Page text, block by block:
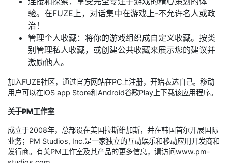
验。在FUZE上，对话集中在游戏上-不允许名人或政
治！
管理个人收藏：将你的游戏组织成自定义收藏。按类
别管理私人收藏，或创建公共收藏来展示您的建议并
激励他人。
加入FUZE社区，通过官方网站在PC上注册，开始表达自己。移动
用户可以在iOS app Store和Android谷歌Play上下载该应用程序。
关于PM工作室
成立于2008年，总部设在美国拉斯维加斯，并在韩国首尔开展国际
业务；PM Studios, Inc.是一家独立的互动娱乐和移动应用开发商和
发行商。有关PM工作室及其产品的更多信息，请访问www.pm-